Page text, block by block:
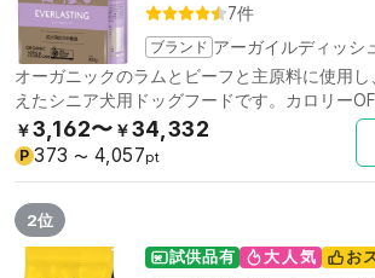
7件
ブランド アーガイルディッシ
オーガニックのラムとビーフと主原料に使用
えたシニア犬用ドッグフードです。カロリー
￥3,162〜 ￥34,332
P 373 〜 4,057pt
2位
試供品有 大人気 お